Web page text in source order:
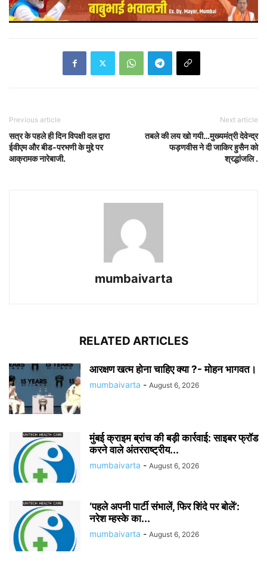
Previous article
सत्र के पहले ही दिन विपक्षी दल द्वारा
ईवीएम और बीड-परभणी के मुद्दे पर
आक्रामक नारेबाजी.
Next article
तबले की लय खो गयी…मुख्यमंत्री देवेन्द्र
फड़णवीस ने दी जाकिर हुसैन को
श्रद्धांजलि .
mumbaivarta
RELATED ARTICLES
आरक्षण खत्म होना चाहिए क्या ?- मोहन भागवत।
mumbaivarta - August 6, 2026
मुंबई क्राइम ब्रांच की बड़ी कार्रवाई: साइबर फ्रॉड
करने वाले अंतरराष्ट्रीय...
mumbaivarta - August 6, 2026
‘पहले अपनी पार्टी संभालें, फिर शिंदे पर बोलें’:
नरेश म्हस्के का...
mumbaivarta - August 6, 2026